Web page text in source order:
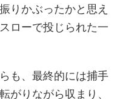
りかぶったかと思え
ローで投じられた一
も、最終的には捕手
がりながら収まり、